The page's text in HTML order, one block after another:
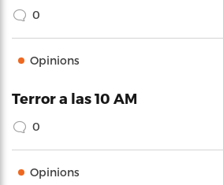
0
Opinions
Terror a las 10 AM
0
Opinions